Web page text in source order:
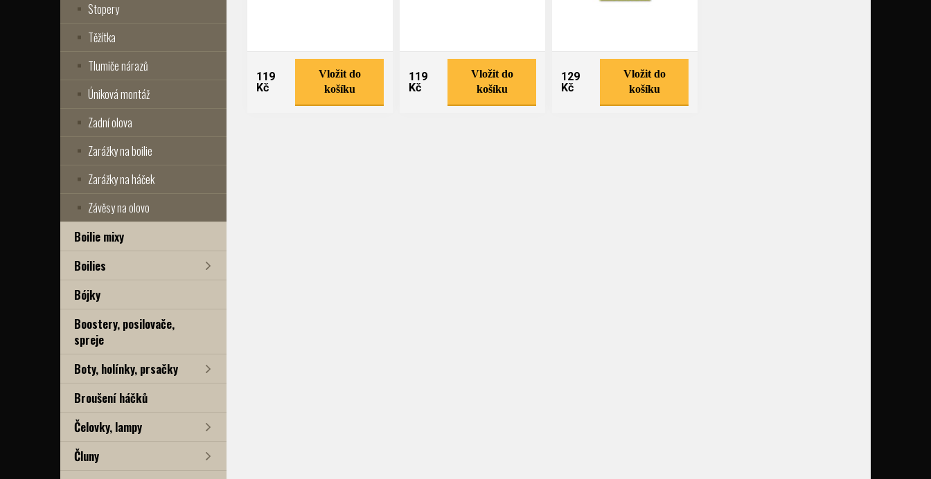
Stopery
Těžítka
Tlumiče nárazů
Úniková montáž
Zadní olova
Zarážky na boilie
Zarážky na háček
Závěsy na olovo
Boilie mixy
Boilies
Bójky
Boostery, posilovače,
spreje
Boty, holínky, prsačky
Broušení háčků
Čelovky, lampy
Čluny
119
Kč
Vložit do
košíku
119
Kč
Vložit do
košíku
129
Kč
Vložit do
košíku